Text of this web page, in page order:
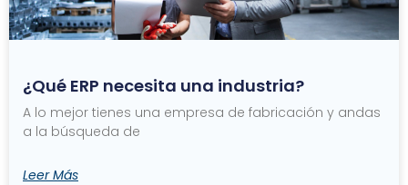
¿Qué ERP necesita una industria?
A lo mejor tienes una empresa de fabricación y andas
a la búsqueda de
Leer Más